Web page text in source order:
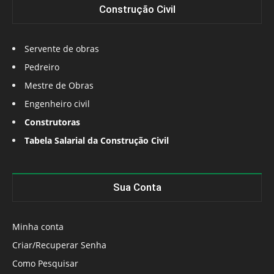
Construção Civil
Servente de obras
Pedreiro
Mestre de Obras
Engenheiro civil
Construtoras
Tabela Salarial da Construção Civil
Sua Conta
Minha conta
Criar/Recuperar Senha
Como Pesquisar